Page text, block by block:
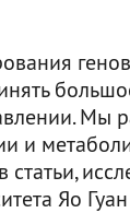
Мы
и
Яо